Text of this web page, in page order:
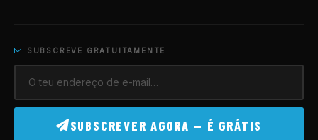
SUBSCREVE GRATUITAMENTE
SUBSCREVER AGORA — É GRÁTIS